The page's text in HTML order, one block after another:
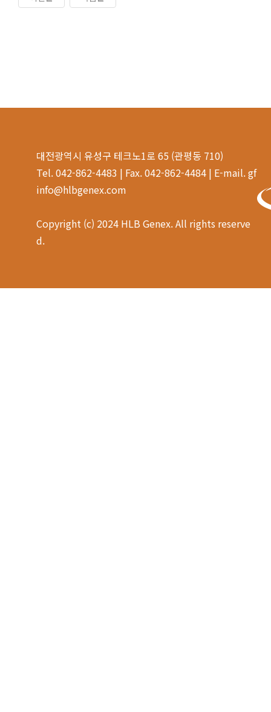
대전광역시 유성구 테크노1로 65 (관평동 710)
Tel. 042-862-4483 | Fax. 042-862-4484 | E-mail. gf
info@hlbgenex.com
Copyright (c) 2024 HLB Genex. All rights reserve
d.